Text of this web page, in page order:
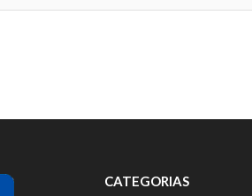
CATEGORIAS